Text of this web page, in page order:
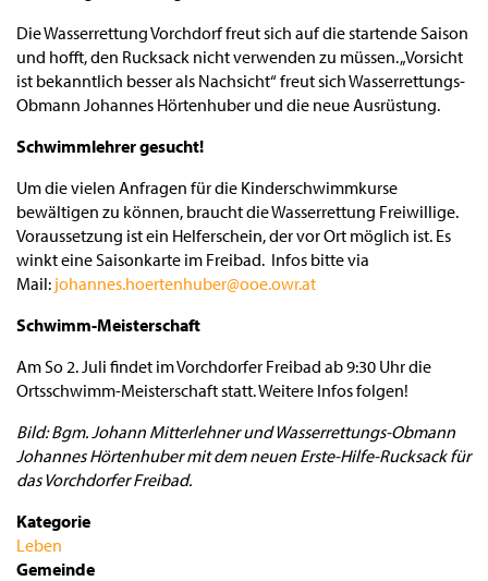
Die Wasserrettung Vorchdorf freut sich auf die startende Saison
und hofft, den Rucksack nicht verwenden zu müssen. „Vorsicht
ist bekanntlich besser als Nachsicht“ freut sich Wasserrettungs-
Obmann Johannes Hörtenhuber und die neue Ausrüstung.
Schwimmlehrer gesucht!
Um die vielen Anfragen für die Kinderschwimmkurse
bewältigen zu können, braucht die Wasserrettung Freiwillige.
Voraussetzung ist ein Helferschein, der vor Ort möglich ist. Es
winkt eine Saisonkarte im Freibad. Infos bitte via
Mail: johannes.hoertenhuber@ooe.owr.at
Schwimm-Meisterschaft
Am So 2. Juli findet im Vorchdorfer Freibad ab 9:30 Uhr die
Ortsschwimm-Meisterschaft statt. Weitere Infos folgen!
Bild: Bgm. Johann Mitterlehner und Wasserrettungs-Obmann
Johannes Hörtenhuber mit dem neuen Erste-Hilfe-Rucksack für
das Vorchdorfer Freibad.
Kategorie
Leben
Gemeinde